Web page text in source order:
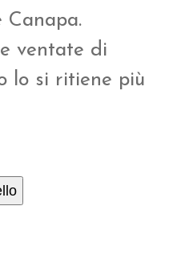
Canapa.
ventate di
lo si ritiene più